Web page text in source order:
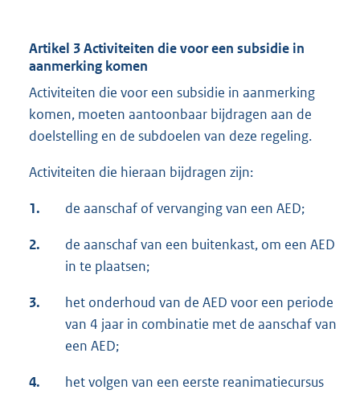
Artikel 3 Activiteiten die voor een subsidie in
aanmerking komen
Activiteiten die voor een subsidie in aanmerking
komen, moeten aantoonbaar bijdragen aan de
doelstelling en de subdoelen van deze regeling.
Activiteiten die hieraan bijdragen zijn:
1. de aanschaf of vervanging van een AED;
2.
de aanschaf van een buitenkast, om een AED
in te plaatsen;
3.
het onderhoud van de AED voor een periode
van 4 jaar in combinatie met de aanschaf van
een AED;
4.
het volgen van een eerste reanimatiecursus